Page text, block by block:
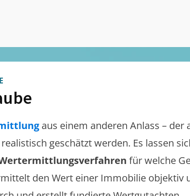
aus einem anderen Anlass – der
geschätzt werden. Es lassen
für welche
den Wert einer Immobilie objektiv